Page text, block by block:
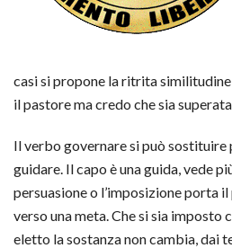
casi si propone la ritrita
il pastore ma credo che sia
Il verbo governare si può
guidare. Il capo è una guida, vede
persuasione o l’imposizione porta
verso una meta. Che si sia imposto
eletto la sostanza non cambia, dai